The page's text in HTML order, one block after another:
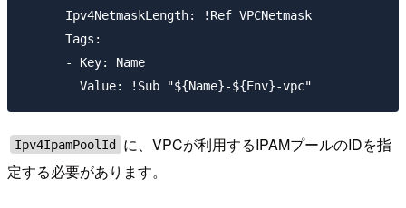
      Ipv4NetmaskLength: !Ref VPCNetmask
      Tags:
      - Key: Name
Ipv4IpamPoolId に、VPCが利用するIPAMプールのIDを指
定する必要があります。